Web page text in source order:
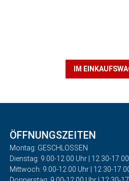
IM
ÖFFNUNGSZEITEN
Montag: GESCHLOSSEN
Dienstag: 9.00-12.00 Uhr | 12.30-
Mittwoch: 9.00-12.00 Uhr | 12.30-